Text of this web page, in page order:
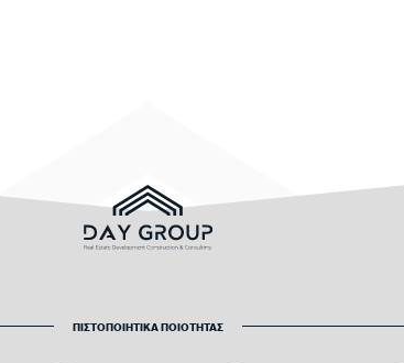
ΠΙΣΤΟΠΟΙΗΤΙΚΑ ΠΟΙΟΤΗΤΑΣ